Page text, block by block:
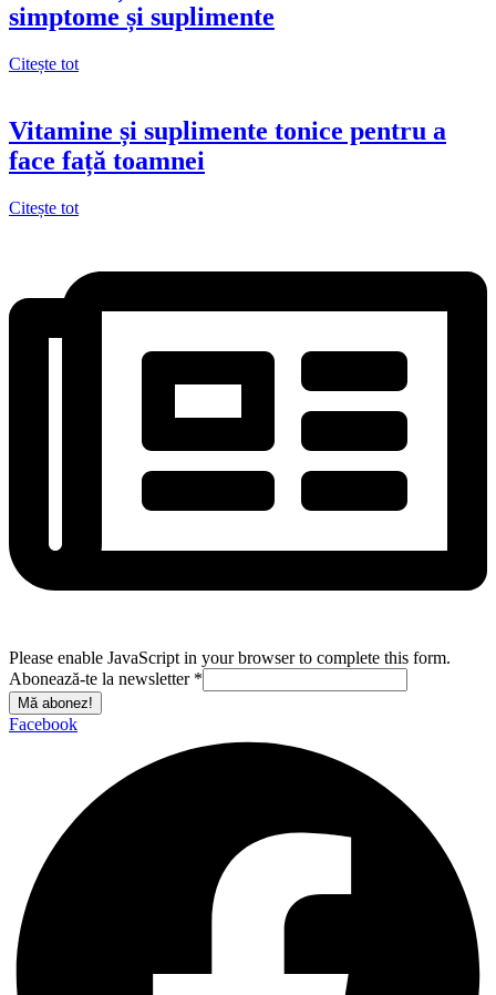
simptome și suplimente
Citește tot
Vitamine și suplimente tonice pentru a
face față toamnei
Citește tot
Please enable JavaScript in your browser to complete this form.
Abonează-te la newsletter *
Mă abonez!
Facebook